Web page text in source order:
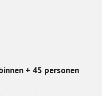
+ 45 personen